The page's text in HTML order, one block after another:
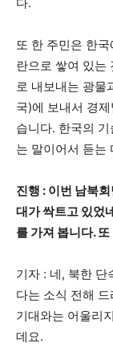
또 한 주민은 한
란으로 쌓여 있는
로 내보내는 광물
국)에 보내서 경
습니다. 한국의
는 말이어서 듣는
진행 : 이번 남북
대가 싹트고 있었
를 가져 봅니다.
기자 : 네, 북한 단
다는 소식 전해
기대와는 어울리
데요.